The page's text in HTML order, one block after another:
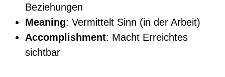
Beziehungen
Meaning: Vermittelt Sinn (in der Arbeit)
Accomplishment: Macht Erreichtes
sichtbar